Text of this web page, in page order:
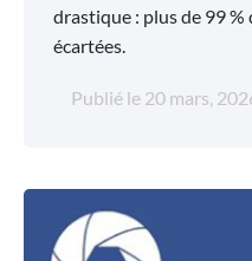
drastique : plus de 99 %
écartées.
Publié le 20 mars,